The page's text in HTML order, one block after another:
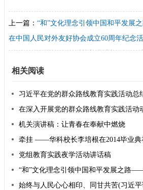
上一篇： “和”文化理念引领中国和平发展
在中国人民对外友好协会成立60周年纪念
下一篇：牵挂 ——华科校长李培根在2014
相关阅读
习近平在党的群众路线教育实践活动总
在深入开展党的群众路线教育实践活动
机关演讲稿：让青春在奉献中燃烧
牵挂 ——华科校长李培根在2014毕业典
党组教育实践夜学活动讲话稿
“和”文化理念引领中国和平发展之路
国人民对外友好协会成立60周年纪念活动
始终与人民心心相印、同甘共苦(习近